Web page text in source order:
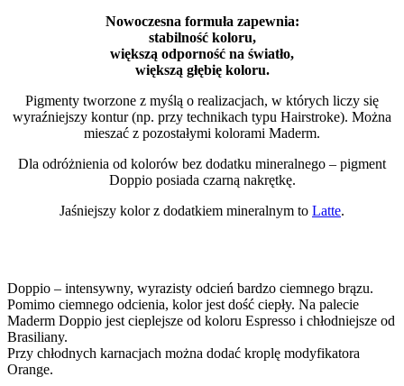
Nowoczesna formuła zapewnia:
stabilność koloru,
większą odporność na światło,
większą głębię koloru.
Pigmenty tworzone z myślą o realizacjach, w których liczy się
wyraźniejszy kontur (np. przy technikach typu Hairstroke). Można
mieszać z pozostałymi kolorami Maderm.
Dla odróżnienia od kolorów bez dodatku mineralnego – pigment
Doppio posiada czarną nakrętkę.
Jaśniejszy kolor z dodatkiem mineralnym to Latte.
Doppio – intensywny, wyrazisty odcień bardzo ciemnego brązu.
Pomimo ciemnego odcienia, kolor jest dość ciepły. Na palecie
Maderm Doppio jest cieplejsze od koloru Espresso i chłodniejsze od
Brasiliany.
Przy chłodnych karnacjach można dodać kroplę modyfikatora
Orange.